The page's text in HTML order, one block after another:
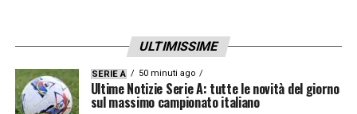
ULTIMISSIME
SERIE A 50 minuti ago
Ultime Notizie Serie A: tutte le novità del giorno
sul massimo campionato italiano